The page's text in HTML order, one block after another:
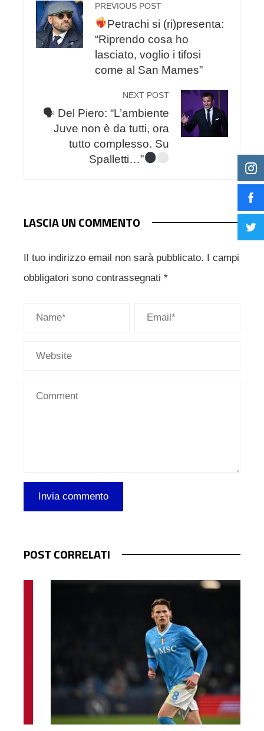
PREVIOUS POST
Petrachi si (ri)presenta:
“Riprendo cosa ho
lasciato, voglio i tifosi
come al San Mames”
NEXT POST
🗣 Del Piero: “L’ambiente
Juve non è da tutti, ora
tutto complesso. Su
Spalletti…”
LASCIA UN COMMENTO
Il tuo indirizzo email non sarà pubblicato.
I campi
obbligatori sono contrassegnati *
POST CORRELATI